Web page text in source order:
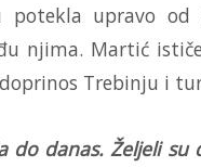
upravo od
njima. Martić
Trebinju i
do danas. Željeli su